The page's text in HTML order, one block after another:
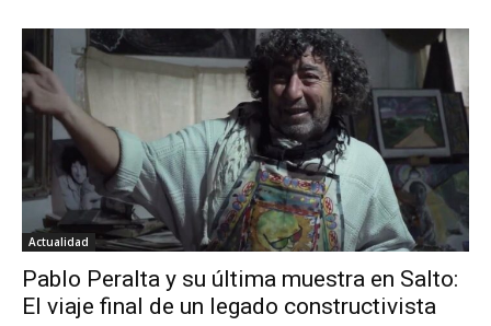
Actualidad
Pablo Peralta y su última muestra en Salto:
El viaje final de un legado constructivista